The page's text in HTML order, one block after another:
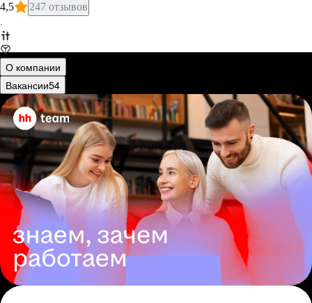
4,5 247 отзывов
·
О компании
Вакансии54